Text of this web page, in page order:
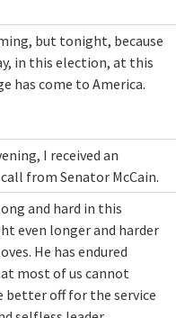
but tonight, because
in this election, at this
has come to America.
I received an
from Senator McCain.
and hard in this
even longer and harder
He has endured
most of us cannot
better off for the service